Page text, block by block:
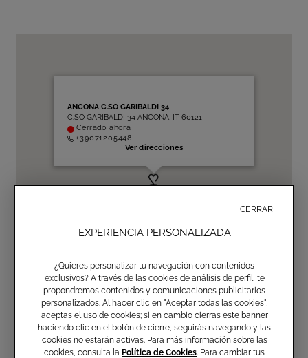
ANCONA C.SO GARIBALDI 34
C.SO GARIBALDI 34 ANCONA, IT 60121
Cerrado ahora
+39071205448
Ver direcciones
Suscripción a las comunicaciones
EXPERIENCIA PERSONALIZADA
¿Quieres personalizar tu navegación con contenidos
exclusivos? A través de las cookies de análisis de perfil, te
propondremos contenidos y comunicaciones publicitarios
personalizados. Al hacer clic en "Aceptar todas las cookies",
aceptas el uso de cookies; si en cambio cierras este banner
haciendo clic en el botón de cierre, seguirás navegando y las
cookies no estarán activas. Para más información sobre las
cookies, consulta la Política de Cookies . Para cambiar tus
CERRAR